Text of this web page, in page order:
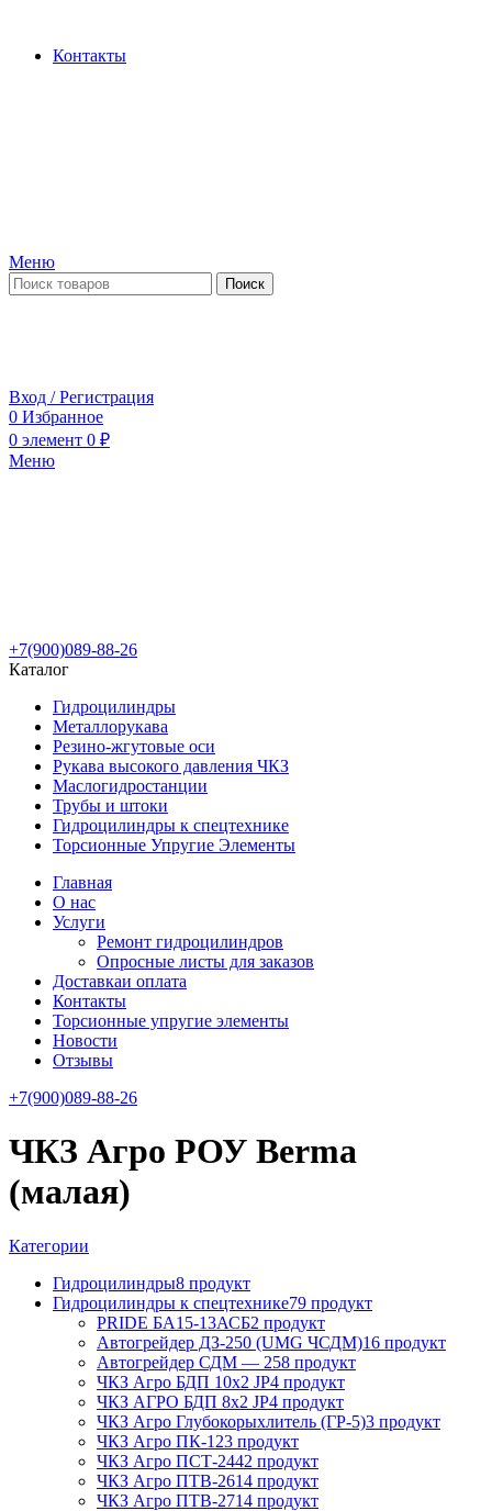
Контакты
Меню
Поиск
Вход / Регистрация
0 Избранное
0 элемент 0 ₽
Меню
+7(900)089-88-26
Каталог
Гидроцилиндры
Металлорукава
Резино-жгутовые оси
Рукава высокого давления ЧКЗ
Маслогидростанции
Трубы и штоки
Гидроцилиндры к спецтехнике
Торсионные Упругие Элементы
Главная
О нас
Услуги
Ремонт гидроцилиндров
Опросные листы для заказов
Доставкаи оплата
Контакты
Торсионные упругие элементы
Новости
Отзывы
+7(900)089-88-26
ЧКЗ Агро РОУ Berma
(малая)
Категории
Гидроцилиндры8 продукт
Гидроцилиндры к спецтехнике79 продукт
PRIDE БА15-13АСБ2 продукт
Автогрейдер ДЗ-250 (UMG ЧСДМ)16 продукт
Автогрейдер СДМ — 258 продукт
ЧКЗ Агро БДП 10х2 JP4 продукт
ЧКЗ АГРО БДП 8х2 JP4 продукт
ЧКЗ Агро Глубокорыхлитель (ГР-5)3 продукт
ЧКЗ Агро ПК-123 продукт
ЧКЗ Агро ПСТ-2442 продукт
ЧКЗ Агро ПТВ-2614 продукт
ЧКЗ Агро ПТВ-2714 продукт